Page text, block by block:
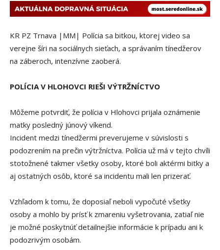
KR PZ Trnava |MM| Polícia sa bitkou, ktorej video sa
verejne šíri na sociálnych sieťach, a správaním tínedžerov
na záberoch, intenzívne zaoberá.
POLÍCIA V HLOHOVCI RIEŠI VÝTRŽNÍCTVO
Môžeme potvrdiť, že polícia v Hlohovci prijala oznámenie
matky posledný júnový víkend.
Incident medzi tínedžermi preverujeme v súvislosti s
podozrením na prečin výtržníctva. Polícia už má v tejto chvíli
stotožnené takmer všetky osoby, ktoré boli aktérmi bitky a
aj ostatných osôb, ktoré sa incidentu mali len prizerať.
Vzhľadom k tomu, že doposiaľ neboli vypočuté všetky
osoby a mohlo by prísť k zmareniu vyšetrovania, zatiaľ nie
je možné poskytnúť detailnejšie informácie k prípadu ani k
podozrivým osobám.